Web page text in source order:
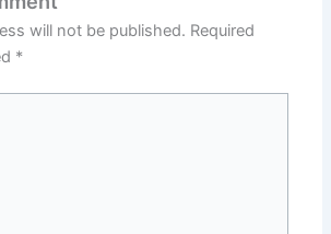
will not be published. Required
*